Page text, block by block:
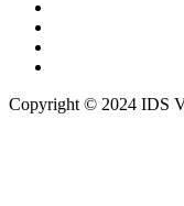
Copyright © 2024 IDS